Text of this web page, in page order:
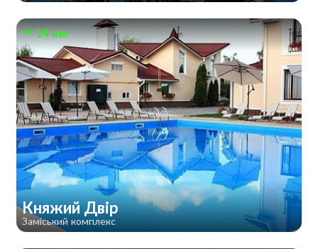
14 км
Княжий Двір
Заміський комплекс